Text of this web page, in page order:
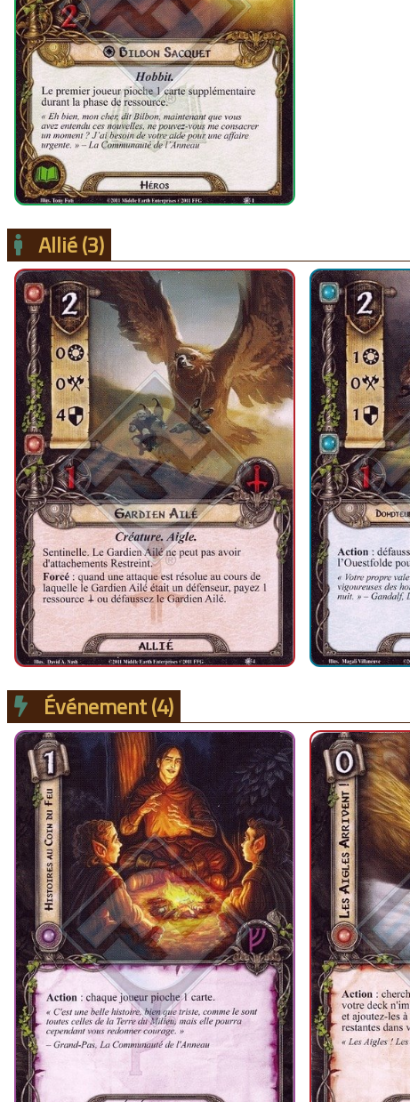
Allié(3)
Événement(4)